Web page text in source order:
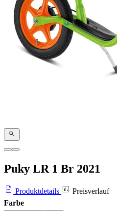
Puky LR 1 Br 2021
Produktdetails
Preisverlauf
Farbe